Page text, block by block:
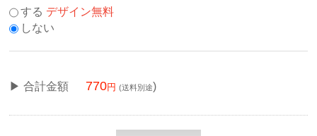
する デザイン無料
しない
合計金額 770 (送料別途)